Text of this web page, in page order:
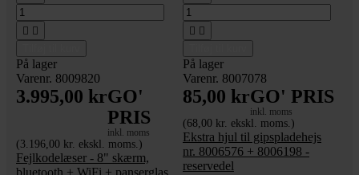
 
På lager
Varenr. 8009820
3.995,00 krGO'
PRIS
inkl. moms
(3.196,00 kr. ekskl. moms.)
Fejlkodelæser - 8" skærm,
bluetooth + WiFi + panserglas
 
På lager
Varenr. 8007078
85,00 krGO' PRIS
inkl. moms
(68,00 kr. ekskl. moms.)
Ekstra hjul til gipspladehejs
nr. 8006576 + 8006198 -
reservedel